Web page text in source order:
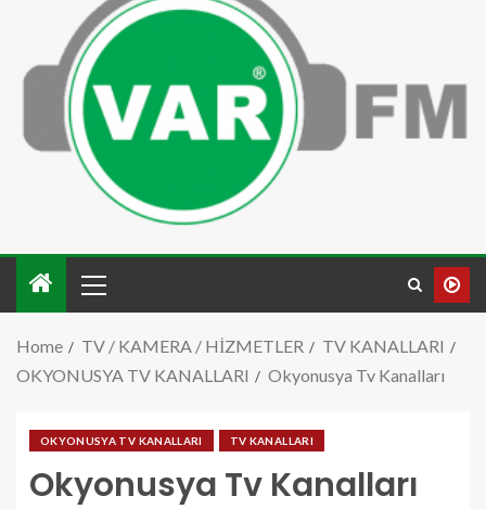
Home TV / KAMERA / HİZMETLER
TV KANALLARI
OKYONUSYA TV KANALLARI
Okyonusya Tv Kanalları
OKYONUSYA TV KANALLARI TV KANALLARI
Okyonusya Tv Kanalları